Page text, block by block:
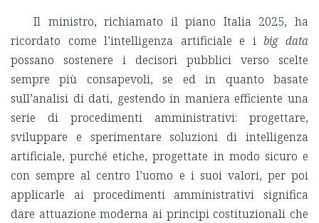
Il ministro, richiamato il piano Italia 2025, ha
ricordato come l’intelligenza artificiale e ibig data
possano sostenere i decisori pubblici verso scelte
sempre più consapevoli, se ed in quanto basate
sull’analisi di dati, gestendo in maniera efficiente una
serie di procedimenti amministrativi: progettare,
sviluppare e sperimentare soluzioni di intelligenza
artificiale, purché etiche, progettate in modo sicuro e
con sempre al centro l’uomo e i suoi valori, per poi
applicarle ai procedimenti amministrativi significa
dare attuazione moderna ai principi costituzionali che